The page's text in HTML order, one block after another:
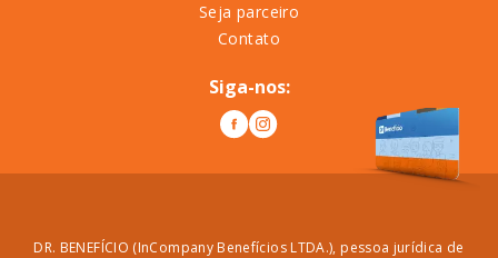
Seja parceiro
Contato
Siga-nos:
DR. BENEFÍCIO (InCompany Benefícios LTDA.), pessoa jurídica de